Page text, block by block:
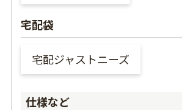
宅配袋
宅配ジャストニーズ
仕様など